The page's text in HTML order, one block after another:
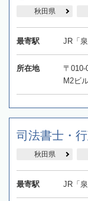
秋田県
最寄駅 JR「
所在地
〒010-
M2ビ
司法書士・
秋田県
最寄駅 JR「